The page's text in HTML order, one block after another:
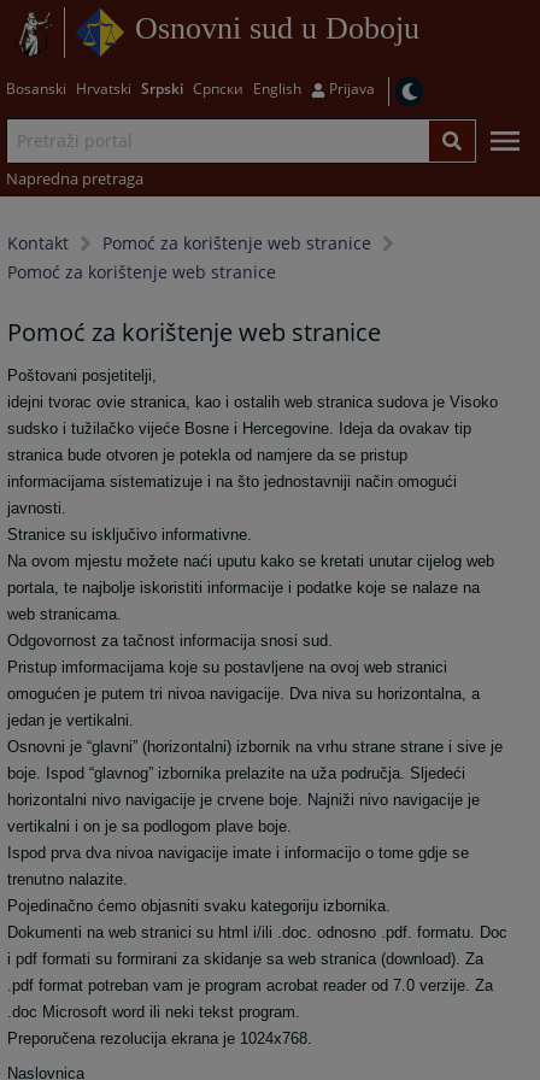
Osnovni sud u Doboju
Bosanski Hrvatski Srpski Српски English Prijava
Napredna pretraga
Kontakt
Pomoć za korištenje web stranice
Pomoć za korištenje web stranice
Pomoć za korištenje web stranice
Poštovani posjetitelji,
idejni tvorac ovie stranica, kao i ostalih web stranica sudova je Visoko
sudsko i tužilačko vijeće Bosne i Hercegovine. Ideja da ovakav tip
stranica bude otvoren je potekla od namjere da se pristup
informacijama sistematizuje i na što jednostavniji način omogući
javnosti.
Stranice su isključivo informativne.
Na ovom mjestu možete naći uputu kako se kretati unutar cijelog web
portala, te najbolje iskoristiti informacije i podatke koje se nalaze na
web stranicama.
Odgovornost za tačnost informacija snosi sud.
Pristup imformacijama koje su postavljene na ovoj web stranici
omogućen je putem tri nivoa navigacije. Dva niva su horizontalna, a
jedan je vertikalni.
Osnovni je “glavni” (horizontalni) izbornik na vrhu strane strane i sive je
boje. Ispod “glavnog” izbornika prelazite na uža područja. Sljedeći
horizontalni nivo navigacije je crvene boje. Najniži nivo navigacije je
vertikalni i on je sa podlogom plave boje.
Ispod prva dva nivoa navigacije imate i informacijo o tome gdje se
trenutno nalazite.
Pojedinačno ćemo objasniti svaku kategoriju izbornika.
Dokumenti na web stranici su html i/ili .doc. odnosno .pdf. formatu. Doc
i pdf formati su formirani za skidanje sa web stranica (download). Za
.pdf format potreban vam je program acrobat reader od 7.0 verzije. Za
.doc Microsoft word ili neki tekst program.
Preporučena rezolucija ekrana je 1024x768.
Naslovnica